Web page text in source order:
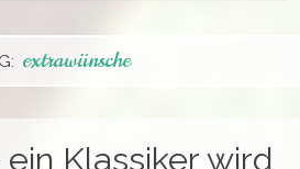
extrawünsche
Klassiker wird